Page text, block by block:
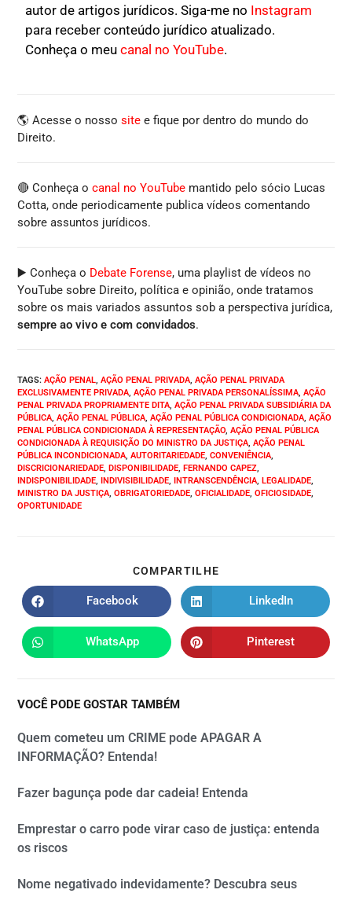
autor de artigos jurídicos. Siga-me no Instagram
para receber conteúdo jurídico atualizado.
Conheça o meucanal no YouTube.
🌎 Acesse o nossosite e fique por dentro do mundo do
Direito.
🔴 Conheça ocanal no YouTube mantido pelo sócio Lucas
Cotta, onde periodicamente publica vídeos comentando
sobre assuntos jurídicos.
▶️ Conheça o Debate Forense, uma playlist de vídeos no
YouTube sobre Direito, política e opinião, onde tratamos
sobre os mais variados assuntos sob a perspectiva jurídica,
sempre ao vivo e com convidados.
TAGS:AÇÃO PENAL, AÇÃO PENAL PRIVADA, AÇÃO PENAL PRIVADA
EXCLUSIVAMENTE PRIVADA, AÇÃO PENAL PRIVADA PERSONALÍSSIMA, AÇÃO
PENAL PRIVADA PROPRIAMENTE DITA, AÇÃO PENAL PRIVADA SUBSIDIÁRIA DA
PÚBLICA, AÇÃO PENAL PÚBLICA, AÇÃO PENAL PÚBLICA CONDICIONADA, AÇÃO
PENAL PÚBLICA CONDICIONADA À REPRESENTAÇÃO, AÇÃO PENAL PÚBLICA
CONDICIONADA À REQUISIÇÃO DO MINISTRO DA JUSTIÇA, AÇÃO PENAL
PÚBLICA INCONDICIONADA, AUTORITARIEDADE, CONVENIÊNCIA,
DISCRICIONARIEDADE, DISPONIBILIDADE, FERNANDO CAPEZ,
INDISPONIBILIDADE, INDIVISIBILIDADE, INTRANSCENDÊNCIA, LEGALIDADE,
MINISTRO DA JUSTIÇA, OBRIGATORIEDADE, OFICIALIDADE, OFICIOSIDADE,
OPORTUNIDADE
COMPARTILHE
Facebook LinkedIn
WhatsApp Pinterest
VOCÊ PODE GOSTAR TAMBÉM
Quem cometeu um CRIME pode APAGAR A
INFORMAÇÃO? Entenda!
Fazer bagunça pode dar cadeia! Entenda
Emprestar o carro pode virar caso de justiça: entenda
os riscos
Nome negativado indevidamente? Descubra seus